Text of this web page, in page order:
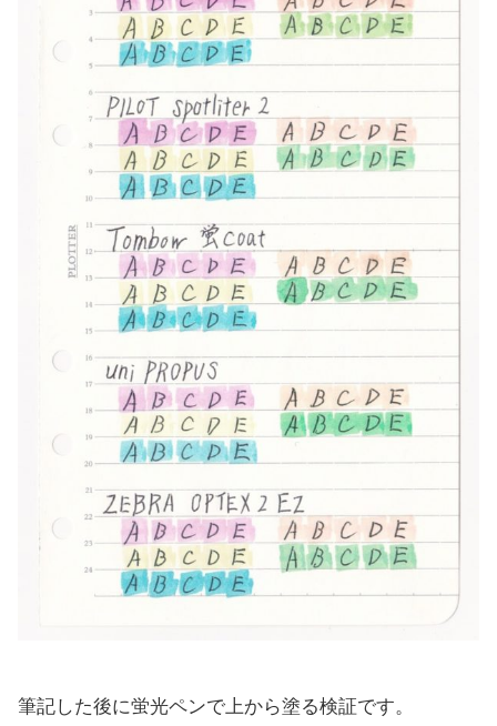
筆記した後に蛍光ペンで上から塗る検証です。